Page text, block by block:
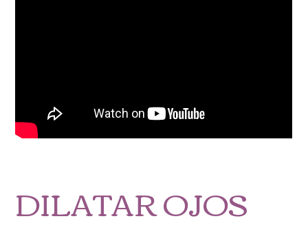
DILATAR OJOS